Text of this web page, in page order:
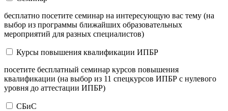
бесплатно посетите семинар на интересующую вас тему (на
выбор из программы ближайших образовательных
мероприятий для разных специалистов)
Курсы повышения квалификации ИПБР
посетите бесплатный семинар курсов повышения
квалификации (на выбор из 11 спецкурсов ИПБР с нулевого
уровня до аттестации ИПБР)
СБиС